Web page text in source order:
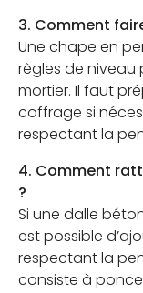
3. Comment
Une chape en
règles de niveau
mortier. Il faut
coffrage si
respectant la
4. Comment
?
Si une dalle
est possible
respectant la
consiste à